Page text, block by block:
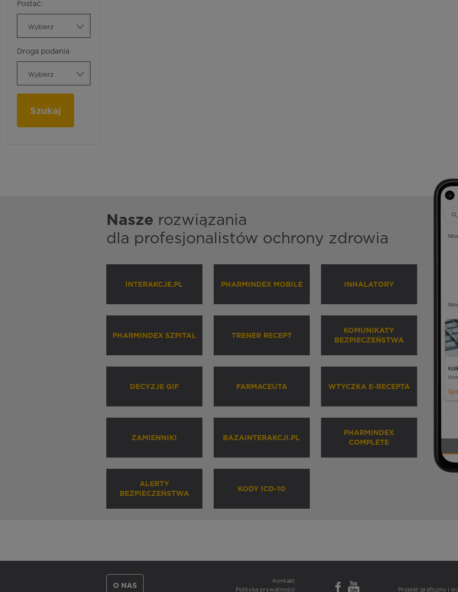
Postać:
Wybierz
Droga podania
Wybierz
Szukaj
Nasze rozwiązania
dla profesjonalistów ochrony zdrowia
INTERAKCJE.PL PHARMINDEX MOBILE INHALATORY
PHARMINDEX SZPITAL TRENER RECEPT
KOMUNIKATY
BEZPIECZEŃSTWA
DECYZJE GIF FARMACEUTA WTYCZKA E-RECEPTA
ZAMIENNIKI BAZAINTERAKCJI.PL
PHARMINDEX
COMPLETE
ALERTY
BEZPIECZEŃSTWA
KODY ICD-10
O NAS
Kontakt
Polityka prywatności
Projekt graficzny i